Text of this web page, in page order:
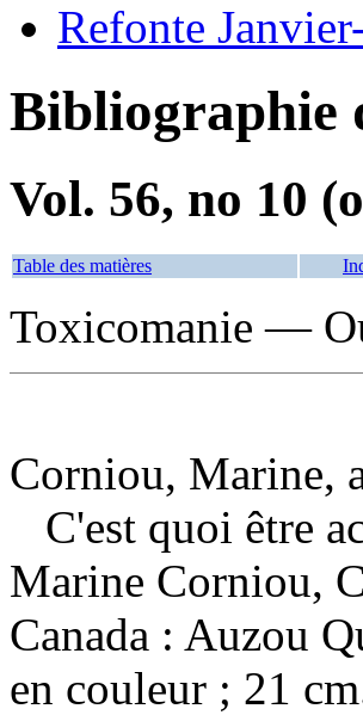
Refonte
Bibliographie
Vol. 56, no 10
Table des matières
Toxicomanie —
Corniou, Marine,
C'est quoi être
Marine Corniou,
Canada : Auzou
en couleur ; 21